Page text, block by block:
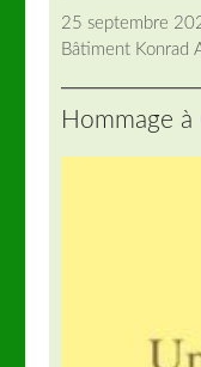
25 septembre
Bâtiment Konrad
Hommage